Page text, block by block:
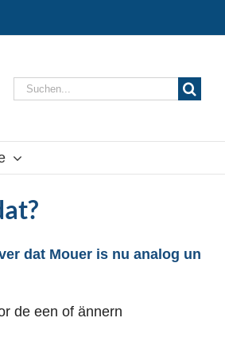
Suche
dat Mouer is nu analog un
de een of ännern